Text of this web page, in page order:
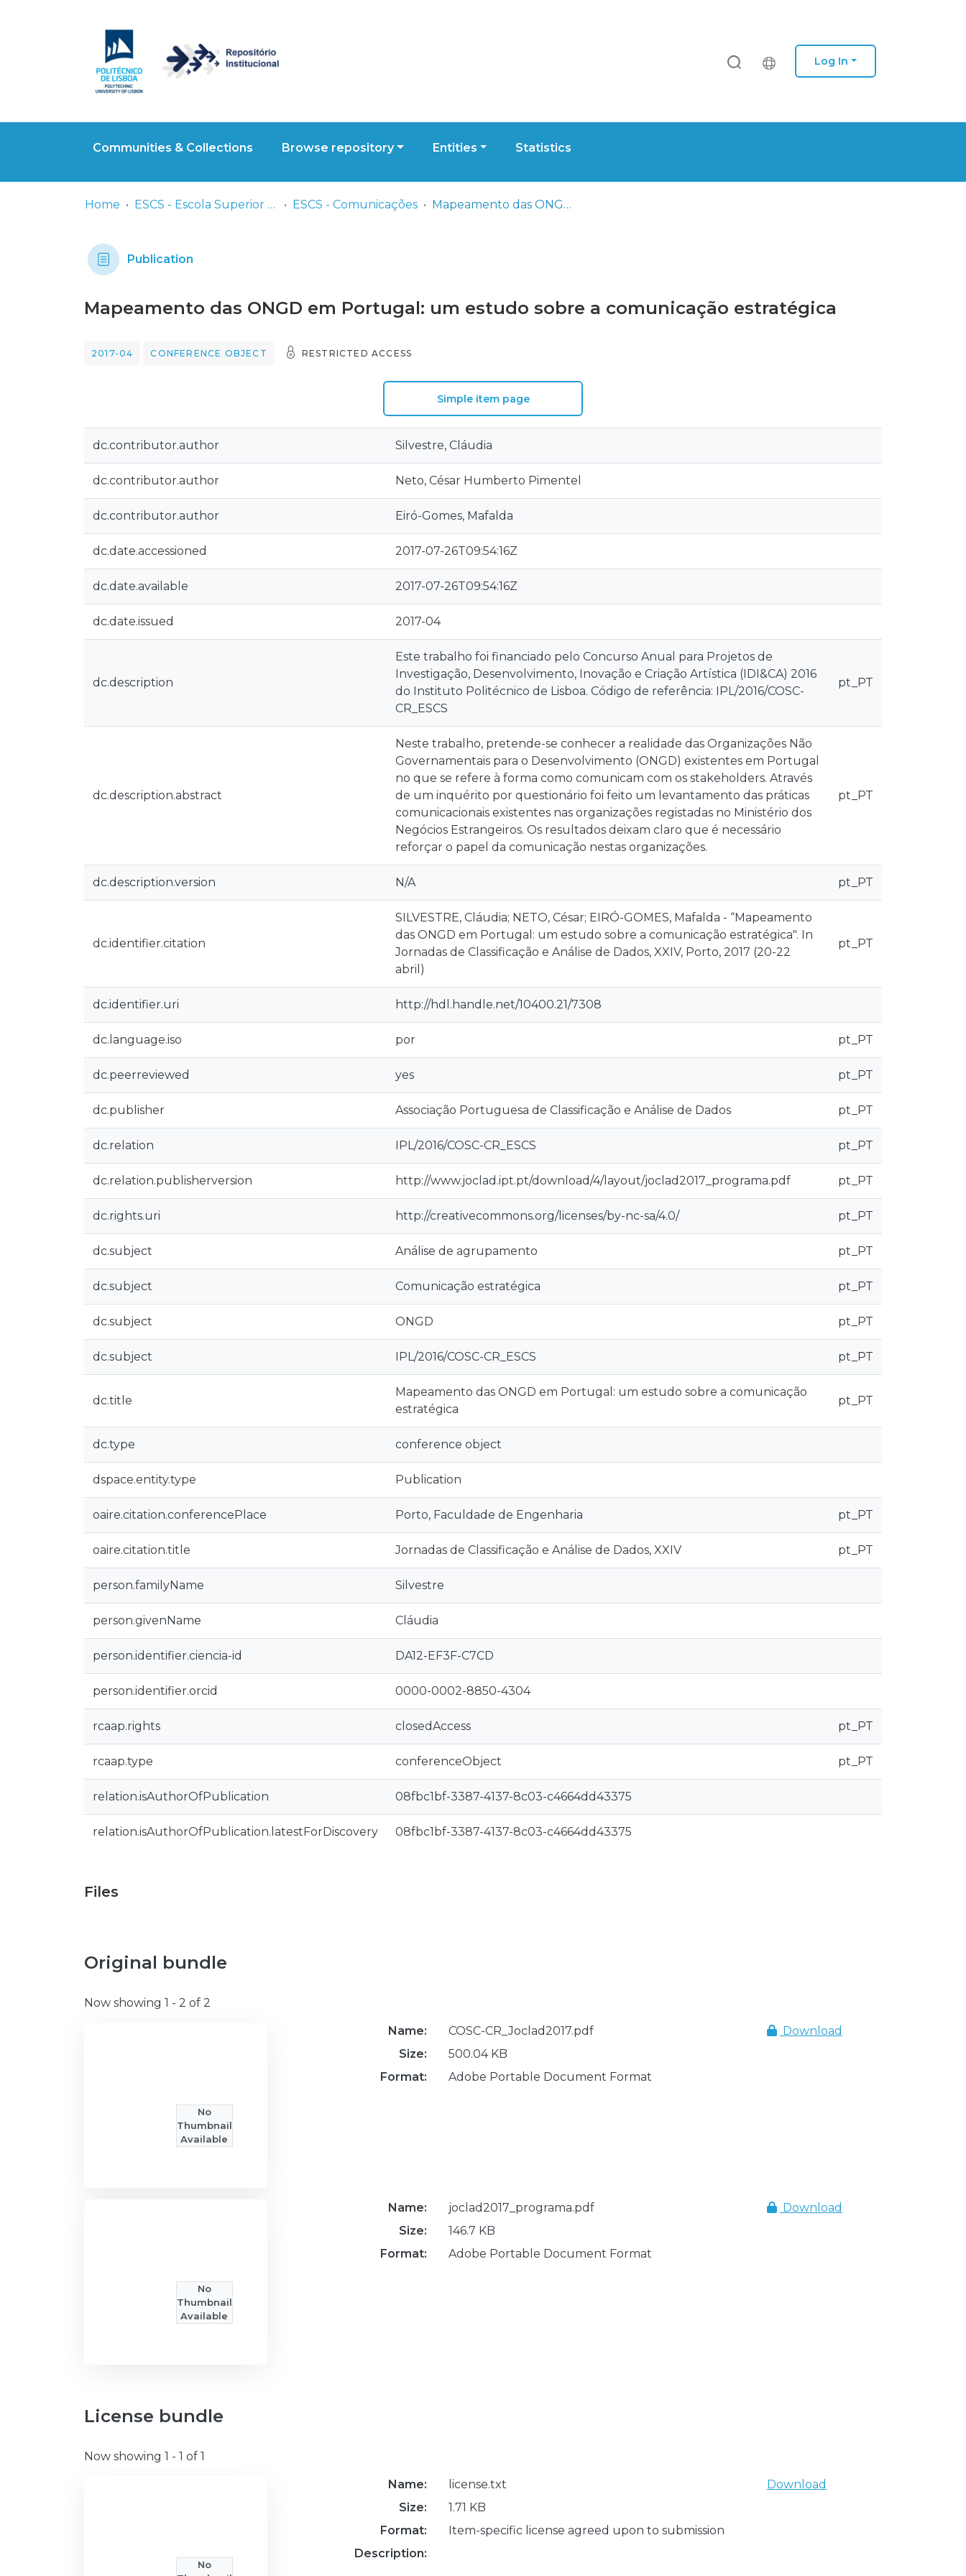
Log In
Communities & Collections Browse repository Entities Statistics
Home ESCS - Escola Superior de Comunicação Social ESCS - Comunicações Mapeamento das ONGD em Portugal: um estudo sobre a comunicação estratégica
Publication
Mapeamento das ONGD em Portugal: um estudo sobre a comunicação estratégica
2017-04 CONFERENCE OBJECT RESTRICTED ACCESS
Simple item page
dc.contributor.author Silvestre, Cláudia
dc.contributor.author Neto, César Humberto Pimentel
dc.contributor.author Eiró-Gomes, Mafalda
dc.date.accessioned 2017-07-26T09:54:16Z
dc.date.available 2017-07-26T09:54:16Z
dc.date.issued 2017-04
dc.description
Este trabalho foi financiado pelo Concurso Anual para Projetos de
Investigação, Desenvolvimento, Inovação e Criação Artística (IDI&CA) 2016
do Instituto Politécnico de Lisboa. Código de referência: IPL/2016/COSC-
CR_ESCS
pt_PT
dc.description.abstract
Neste trabalho, pretende-se conhecer a realidade das Organizações Não
Governamentais para o Desenvolvimento (ONGD) existentes em Portugal
no que se refere à forma como comunicam com os stakeholders. Através
de um inquérito por questionário foi feito um levantamento das práticas
comunicacionais existentes nas organizações registadas no Ministério dos
Negócios Estrangeiros. Os resultados deixam claro que é necessário
reforçar o papel da comunicação nestas organizações.
pt_PT
dc.description.version N/A pt_PT
dc.identifier.citation
SILVESTRE, Cláudia; NETO, César; EIRÓ-GOMES, Mafalda - “Mapeamento
das ONGD em Portugal: um estudo sobre a comunicação estratégica". In
Jornadas de Classificação e Análise de Dados, XXIV, Porto, 2017 (20-22
abril)
pt_PT
dc.identifier.uri http://hdl.handle.net/10400.21/7308
dc.language.iso por pt_PT
dc.peerreviewed yes pt_PT
dc.publisher Associação Portuguesa de Classificação e Análise de Dados pt_PT
dc.relation IPL/2016/COSC-CR_ESCS pt_PT
dc.relation.publisherversion http://www.joclad.ipt.pt/download/4/layout/joclad2017_programa.pdf pt_PT
dc.rights.uri http://creativecommons.org/licenses/by-nc-sa/4.0/ pt_PT
dc.subject Análise de agrupamento pt_PT
dc.subject Comunicação estratégica pt_PT
dc.subject ONGD pt_PT
dc.subject IPL/2016/COSC-CR_ESCS pt_PT
dc.title
Mapeamento das ONGD em Portugal: um estudo sobre a comunicação
estratégica
pt_PT
dc.type conference object
dspace.entity.type Publication
oaire.citation.conferencePlace Porto, Faculdade de Engenharia pt_PT
oaire.citation.title Jornadas de Classificação e Análise de Dados, XXIV pt_PT
person.familyName Silvestre
person.givenName Cláudia
person.identifier.ciencia-id DA12-EF3F-C7CD
person.identifier.orcid 0000-0002-8850-4304
rcaap.rights closedAccess pt_PT
rcaap.type conferenceObject pt_PT
relation.isAuthorOfPublication 08fbc1bf-3387-4137-8c03-c4664dd43375
relation.isAuthorOfPublication.latestForDiscovery 08fbc1bf-3387-4137-8c03-c4664dd43375
Files
Original bundle
Now showing 1 - 2 of 2
No
Thumbnail
Available
Name:
COSC-CR_Joclad2017.pdf
Size:
500.04 KB
Format:
Adobe Portable Document Format
Download
No
Thumbnail
Available
Name:
joclad2017_programa.pdf
Size:
146.7 KB
Format:
Adobe Portable Document Format
Download
License bundle
Now showing 1 - 1 of 1
No
Name:
license.txt
Size:
1.71 KB
Format:
Item-specific license agreed upon to submission
Description:
Download